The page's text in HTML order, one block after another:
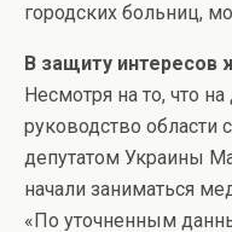
городских больниц,
В защиту интересов
Несмотря на то, что
руководство области
депутатом Украины
начали заниматься
«По уточненным